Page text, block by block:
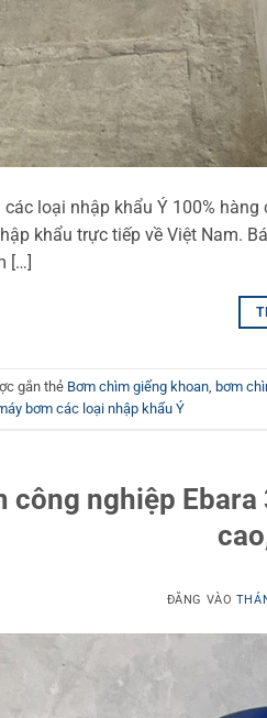
loại nhập khẩu Ý 100%
khẩu trực tiếp về Việt Nam.
[…]
gắn thẻ Bơm chìm giếng khoan, bơm
bơm các loại nhập khẩu Ý
công nghiệp
ĐĂNG VÀO